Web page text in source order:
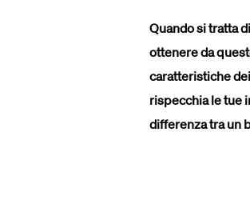
Quando si tratta
ottenere da
caratteristiche
rispecchia le tue
differenza tra un